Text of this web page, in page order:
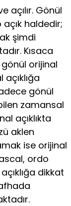
açılır. Gönül
haldedir;
şimdi
Kısaca
orijinal
açıklığa
gönül
zamansal
açıklıkta
aklen
ise orijinal
ordo
dikkat